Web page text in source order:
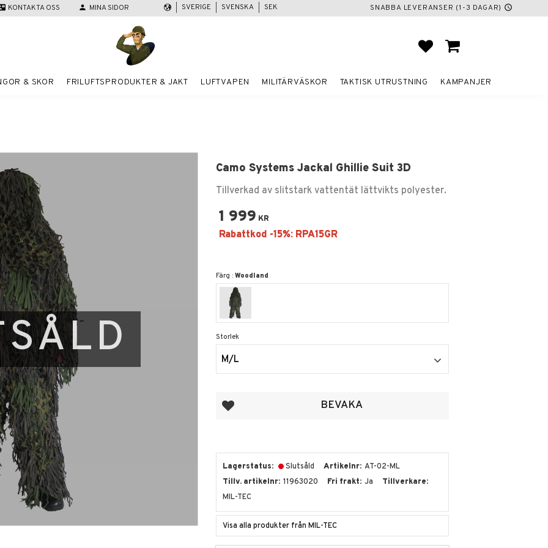
KONTAKTA OSS person MINA SIDOR SNABBA LEVERANSER (1-3 DAGAR) schedule
SVERIGE SVENSKA SEK
FAVORITER
KUNDVAGN
& SKOR FRILUFTSPRODUKTER & JAKT LUFTVAPEN MILITÄRVÄSKOR TAKTISK UTRUSTNING KAMPANJER
Camo Systems Jackal Ghillie Suit 3D
Tillverkad av slitstark vattentät lättvikts polyester.
1 999 KR
Färg :Woodland
Storlek
M/L
Lägg till i favoriter BEVAKA
Lagerstatus Slutsåld Artikelnr AT-02-ML
Tillv. artikelnr 11963020 Fri frakt Ja
Tillverkare
MIL-TEC
Visa alla produkter från MIL-TEC